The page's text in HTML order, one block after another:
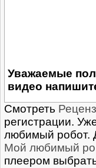
Уважаемые
видео
Смотреть
регистрации.
любимый робот.
Мой любимый
плеером